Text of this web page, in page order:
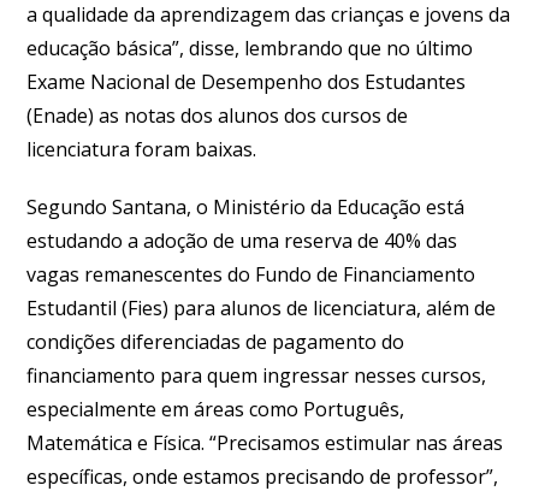
a qualidade da aprendizagem das crianças e jovens da
educação básica”, disse, lembrando que no último
Exame Nacional de Desempenho dos Estudantes
(Enade) as notas dos alunos dos cursos de
licenciatura foram baixas.
Segundo Santana, o Ministério da Educação está
estudando a adoção de uma reserva de 40% das
vagas remanescentes do Fundo de Financiamento
Estudantil (Fies) para alunos de licenciatura, além de
condições diferenciadas de pagamento do
financiamento para quem ingressar nesses cursos,
especialmente em áreas como Português,
Matemática e Física. “Precisamos estimular nas áreas
específicas, onde estamos precisando de professor”,